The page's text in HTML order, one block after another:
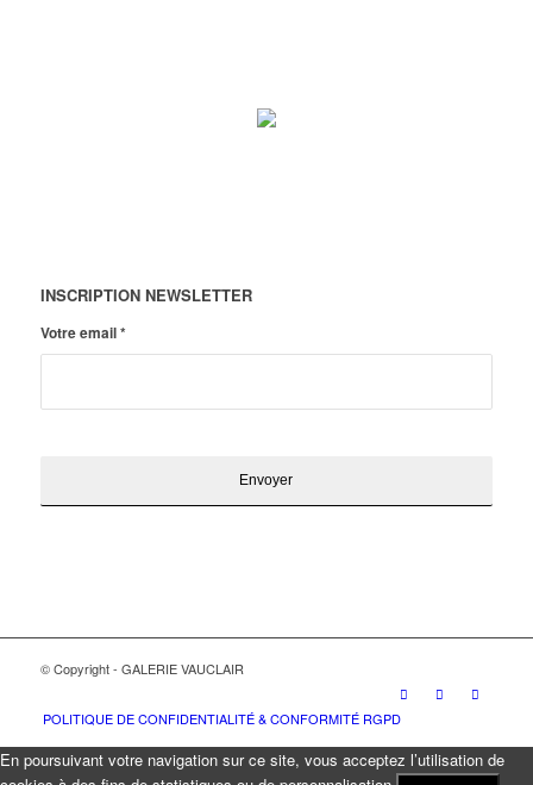
INSCRIPTION NEWSLETTER
Votre email*
© Copyright - GALERIE VAUCLAIR
POLITIQUE DE CONFIDENTIALITÉ & CONFORMITÉ RGPD
En poursuivant votre navigation sur ce site, vous acceptez l’utilisation de